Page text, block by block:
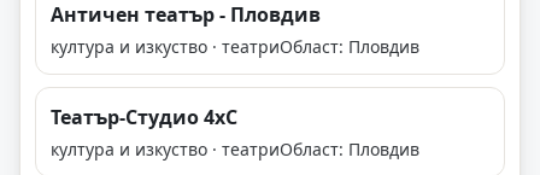
Античен театър - Пловдив
култура и изкуство · театриОбласт: Пловдив
Театър-Студио 4хC
култура и изкуство · театриОбласт: Пловдив